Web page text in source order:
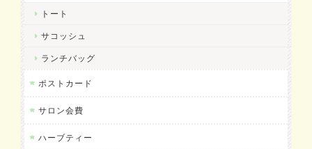
トート
サコッシュ
ランチバッグ
ポストカード
サロン会費
ハーブティー